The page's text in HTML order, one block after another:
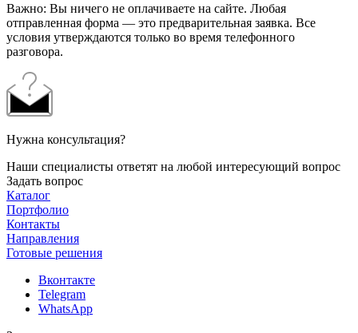
Важно: Вы ничего не оплачиваете на сайте. Любая
отправленная форма — это предварительная заявка. Все
условия утверждаются только во время телефонного
разговора.
Нужна консультация?
Наши специалисты ответят на любой интересующий вопрос
Задать вопрос
Каталог
Портфолио
Контакты
Направления
Готовые решения
Вконтакте
Telegram
WhatsApp